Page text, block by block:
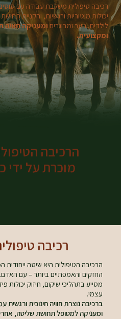
רכיבה טיפולית משלבת עבודה עם סוסים
יכולות מוטוריות ורגשיות, והקניית
לילדים, נוער ומבוגריםומעניקה
ומקצועית.
רכיבה
הרכיבה הטיפולית היא שיטה
החזקים והאמפתיים ביותר – עם
מסייע בתהליכי שיקום, חיזוק יכולות
עצמי.
ברכיבה נוצרת חוויה חינוכית
ומעניקה למטופל תחושת שליטה,
הרכיבה
מוכרת על ידי